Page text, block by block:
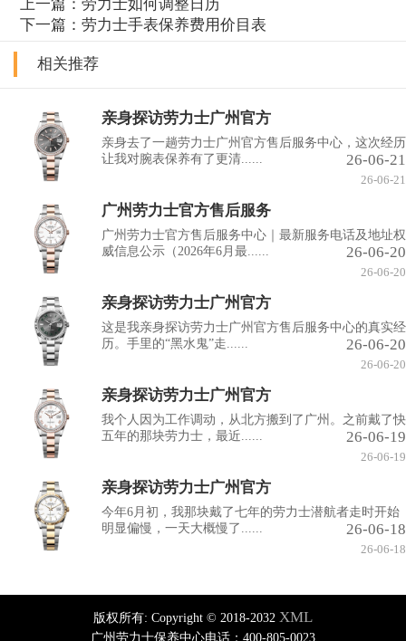
上一篇：劳力士如何调整日历
下一篇：劳力士手表保养费用价目表
相关推荐
亲身探访劳力士广州官方
亲身去了一趟劳力士广州官方售后服务中心，这次经历
让我对腕表保养有了更清......
26-06-21
26-06-21
广州劳力士官方售后服务
广州劳力士官方售后服务中心｜最新服务电话及地址权
威信息公示（2026年6月最......
26-06-20
26-06-20
亲身探访劳力士广州官方
这是我亲身探访劳力士广州官方售后服务中心的真实经
历。手里的“黑水鬼”走......
26-06-20
26-06-20
亲身探访劳力士广州官方
我个人因为工作调动，从北方搬到了广州。之前戴了快
五年的那块劳力士，最近......
26-06-19
26-06-19
亲身探访劳力士广州官方
今年6月初，我那块戴了七年的劳力士潜航者走时开始
明显偏慢，一天大概慢了......
26-06-18
26-06-18
版权所有: Copyright © 2018-2032 XML
广州劳力士保养中心电话：400-805-0023